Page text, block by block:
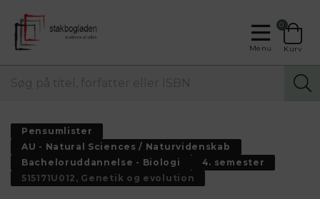
Menu
0
Kurv
Pensumlister
AU - Natural Sciences / Naturvidenskab
Bacheloruddannelse - Biologi
4. semester
515171U012, Genetik og evolution